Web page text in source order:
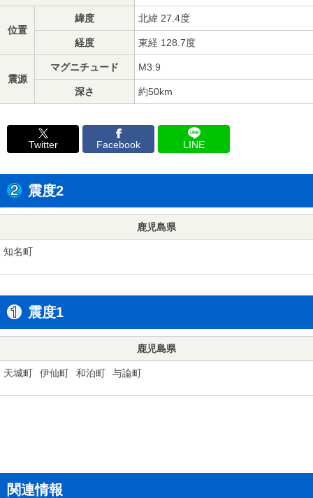
位置
緯度 北緯 27.4度
経度 東経 128.7度
震源
マグニチュード M3.9
深さ 約50km
Twitter Facebook LINE
震度2
鹿児島県
知名町
震度1
鹿児島県
天城町 伊仙町 和泊町 与論町
関連情報